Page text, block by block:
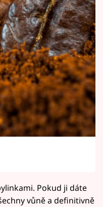
Pokud ji dáte
vůně a definitivně